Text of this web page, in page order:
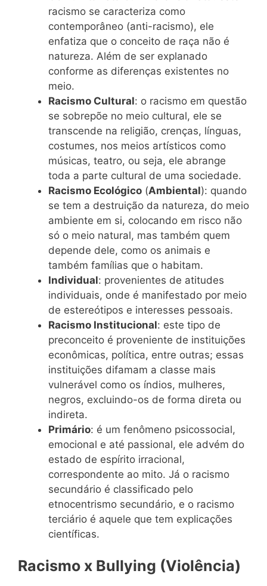
racismo se caracteriza como
contemporâneo (anti-racismo), ele
enfatiza que o conceito de raça não é
natureza. Além de ser explanado
conforme as diferenças existentes no
meio.
Racismo Cultural: o racismo em questão
se sobrepõe no meio cultural, ele se
transcende na religião, crenças, línguas,
costumes, nos meios artísticos como
músicas, teatro, ou seja, ele abrange
toda a parte cultural de uma sociedade.
Racismo Ecológico (Ambiental): quando
se tem a destruição da natureza, do meio
ambiente em si, colocando em risco não
só o meio natural, mas também quem
depende dele, como os animais e
também famílias que o habitam.
Individual: provenientes de atitudes
individuais, onde é manifestado por meio
de estereótipos e interesses pessoais.
Racismo Institucional: este tipo de
preconceito é proveniente de instituições
econômicas, política, entre outras; essas
instituições difamam a classe mais
vulnerável como os índios, mulheres,
negros, excluindo-os de forma direta ou
indireta.
Primário: é um fenômeno psicossocial,
emocional e até passional, ele advém do
estado de espírito irracional,
correspondente ao mito. Já o racismo
secundário é classificado pelo
etnocentrismo secundário, e o racismo
terciário é aquele que tem explicações
científicas.
Racismo x Bullying (Violência)